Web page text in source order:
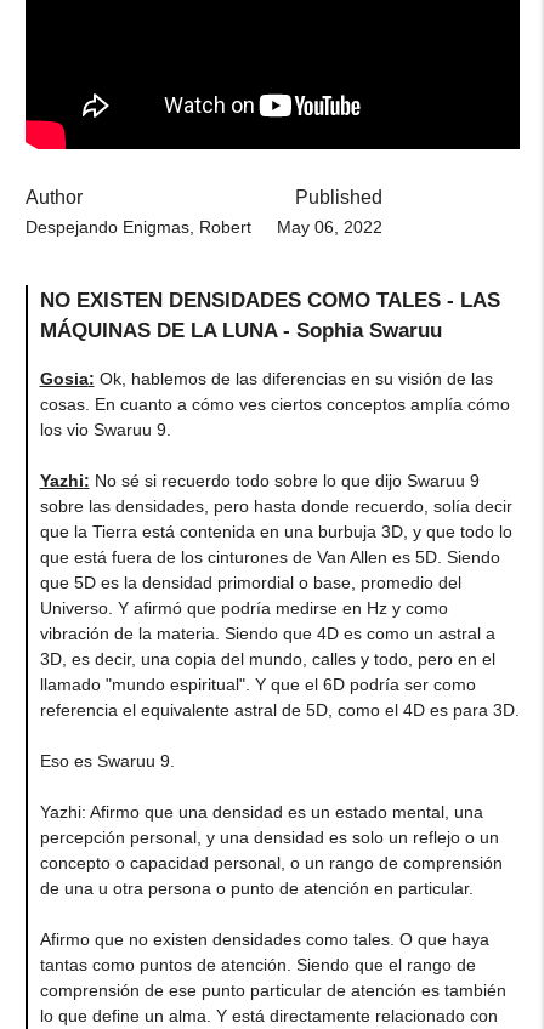
Author
Despejando Enigmas, Robert
Published
May 06, 2022
NO EXISTEN DENSIDADES COMO TALES - LAS
MÁQUINAS DE LA LUNA - Sophia Swaruu
Gosia: Ok, hablemos de las diferencias en su visión de las
cosas. En cuanto a cómo ves ciertos conceptos amplía cómo
los vio Swaruu 9.
Yazhi: No sé si recuerdo todo sobre lo que dijo Swaruu 9
sobre las densidades, pero hasta donde recuerdo, solía decir
que la Tierra está contenida en una burbuja 3D, y que todo lo
que está fuera de los cinturones de Van Allen es 5D. Siendo
que 5D es la densidad primordial o base, promedio del
Universo. Y afirmó que podría medirse en Hz y como
vibración de la materia. Siendo que 4D es como un astral a
3D, es decir, una copia del mundo, calles y todo, pero en el
llamado "mundo espiritual". Y que el 6D podría ser como
referencia el equivalente astral de 5D, como el 4D es para 3D.
Eso es Swaruu 9.
Yazhi: Afirmo que una densidad es un estado mental, una
percepción personal, y una densidad es solo un reflejo o un
concepto o capacidad personal, o un rango de comprensión
de una u otra persona o punto de atención en particular.
Afirmo que no existen densidades como tales. O que haya
tantas como puntos de atención. Siendo que el rango de
comprensión de ese punto particular de atención es también
lo que define un alma. Y está directamente relacionado con